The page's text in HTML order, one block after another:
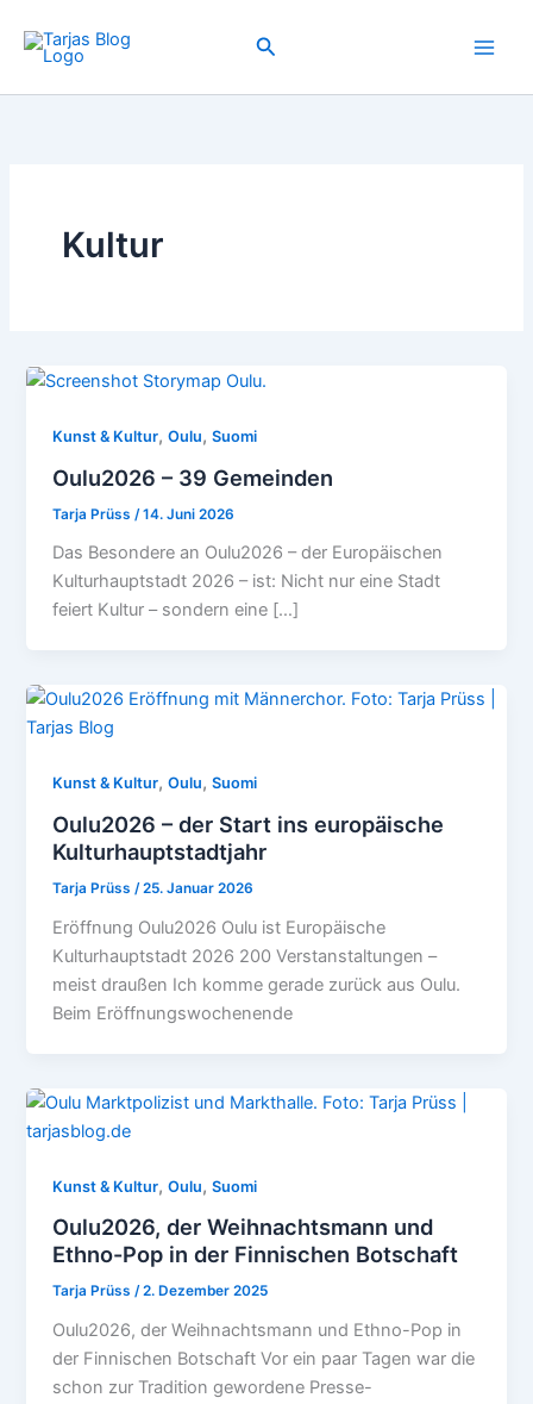
Inhalt
springen
Suchen
Kultur
Kunst & Kultur,Oulu,Suomi
Oulu2026 – 39 Gemeinden
Tarja Prüss /14. Juni 2026
Das Besondere an Oulu2026 – der Europäischen
Kulturhauptstadt 2026 – ist: Nicht nur eine Stadt
feiert Kultur – sondern eine […]
Kunst & Kultur,Oulu,Suomi
Oulu2026 – der Start ins europäische
Kulturhauptstadtjahr
Tarja Prüss/25. Januar 2026
Eröffnung Oulu2026 Oulu ist Europäische
Kulturhauptstadt 2026 200 Verstanstaltungen –
meist draußen Ich komme gerade zurück aus Oulu.
Beim Eröffnungswochenende
Kunst & Kultur,Oulu,Suomi
Oulu2026, der Weihnachtsmann und
Ethno-Pop in der Finnischen Botschaft
Tarja Prüss/2. Dezember 2025
Oulu2026, der Weihnachtsmann und Ethno-Pop in
der Finnischen Botschaft Vor ein paar Tagen war die
schon zur Tradition gewordene Presse-